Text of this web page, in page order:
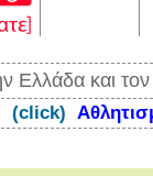
Ελλάδα και
(click)